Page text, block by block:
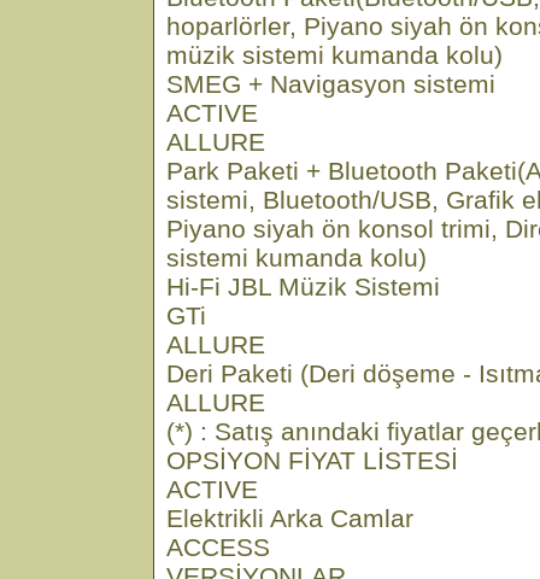
hoparlörler, Piyano siyah ön
müzik sistemi kumanda kolu)
SMEG + Navigasyon sistemi
ACTIVE
ALLURE
Park Paketi + Bluetooth
sistemi, Bluetooth/USB, Grafik
Piyano siyah ön konsol trimi,
sistemi kumanda kolu)
Hi-Fi JBL Müzik Sistemi
GTi
ALLURE
Deri Paketi (Deri döşeme -
ALLURE
(*) : Satış anındaki fiyatlar
OPSİYON FİYAT LİSTESİ
ACTIVE
Elektrikli Arka Camlar
ACCESS